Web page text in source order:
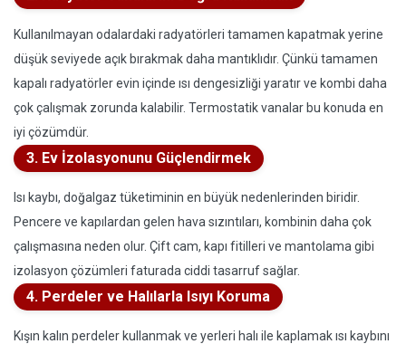
Kullanılmayan odalardaki radyatörleri tamamen kapatmak yerine
düşük seviyede açık bırakmak daha mantıklıdır. Çünkü tamamen
kapalı radyatörler evin içinde ısı dengesizliği yaratır ve kombi daha
çok çalışmak zorunda kalabilir. Termostatik vanalar bu konuda en
iyi çözümdür.
3. Ev İzolasyonunu Güçlendirmek
Isı kaybı, doğalgaz tüketiminin en büyük nedenlerinden biridir.
Pencere ve kapılardan gelen hava sızıntıları, kombinin daha çok
çalışmasına neden olur. Çift cam, kapı fitilleri ve mantolama gibi
izolasyon çözümleri faturada ciddi tasarruf sağlar.
4. Perdeler ve Halılarla Isıyı Koruma
Kışın kalın perdeler kullanmak ve yerleri halı ile kaplamak ısı kaybını